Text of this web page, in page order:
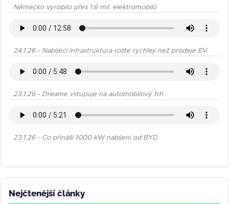
Německo vyrobilo přes 1,6 mil. elektromobilů
24.1.26 - Nabíjecí infrastruktura roste rychleji než prodeje EV
23.1.26 - Dreame vstupuje na automobilový trh
23.1.26 - Co přináší 1000 kW nabíjení od BYD
Nejčtenější články